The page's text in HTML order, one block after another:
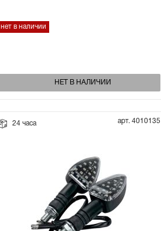
нет в наличии
НЕТ В НАЛИЧИИ
24 часа арт. 4010135